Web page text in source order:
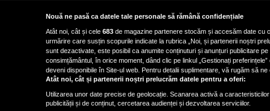
Nouă ne pasă ca datele tale personale să rămână confidențiale
Atât noi, cât și cele 683 de magazine partenere stocăm și accesăm date cu
urmărire care susțin scopurile indicate la rubrica „Noi, și partenerii noștri
sunt dezactivate, este posibil ca anumite conținuturi și anunțuri publicitare
consimțământul, în orice moment, dând clic pe linkul „Gestionați
deveni disponibile în Site-ul web. Pentru detalii suplimentare, vă rugăm să
Atât noi, cât și partenerii noștri prelucrăm datele pentru a oferi:
Utilizarea unor date precise de geolocație. Scanarea activă a
publicității și de conținut, cercetarea audienței și dezvoltarea serviciilor.